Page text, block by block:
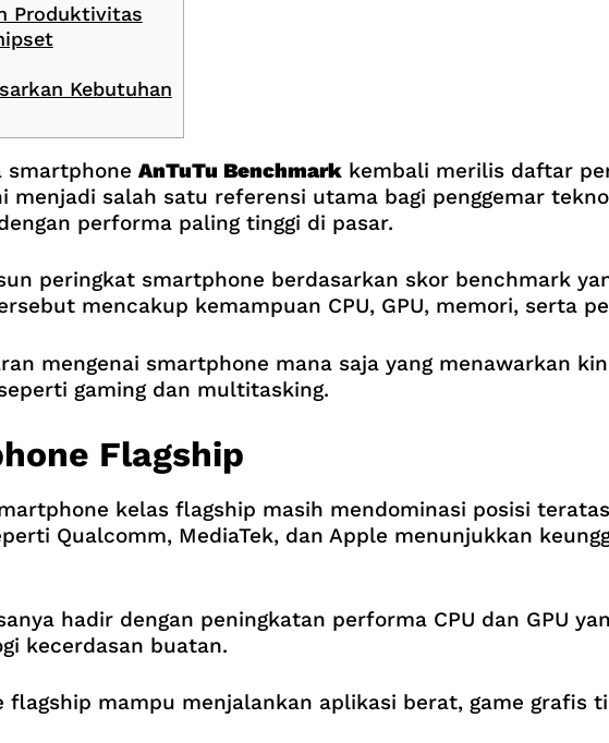
Produktivitas
Kebutuhan
smartphone AnTuTu Benchmarkkembali merilis daftar
menjadi salah satu referensi utama bagi penggemar
performa paling tinggi di pasar.
peringkat smartphone berdasarkan skor benchmark
mencakup kemampuan CPU, GPU, memori, serta
mengenai smartphone mana saja yang menawarkan
gaming dan multitasking.
Flagship
kelas flagship masih mendominasi posisi
Qualcomm, MediaTek, dan Apple menunjukkan
hadir dengan peningkatan performa CPU dan GPU
kecerdasan buatan.
mampu menjalankan aplikasi berat, game grafis